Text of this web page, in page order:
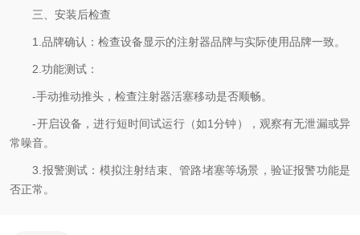
三、安装后检查
1.品牌确认：检查设备显示的注射器品牌与实际使用品牌一致。
2.功能测试：
-手动推动推头，检查注射器活塞移动是否顺畅。
-开启设备，进行短时间试运行（如1分钟），观察有无泄漏或异
常噪音。
3.报警测试：模拟注射结束、管路堵塞等场景，验证报警功能是
否正常。